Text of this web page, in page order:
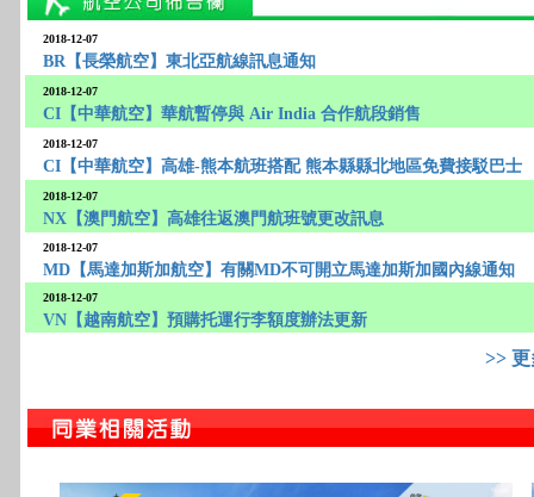
2018-12-07
BR【長榮航空】東北亞航線訊息通知
2018-12-07
CI【中華航空】華航暫停與 Air India 合作航段銷售
2018-12-07
CI【中華航空】高雄-熊本航班搭配 熊本縣縣北地區免費接駁巴士
2018-12-07
NX【澳門航空】高雄往返澳門航班號更改訊息
2018-12-07
MD【馬達加斯加航空】有關MD不可開立馬達加斯加國內線通知
2018-12-07
VN【越南航空】預購托運行李額度辦法更新
>>